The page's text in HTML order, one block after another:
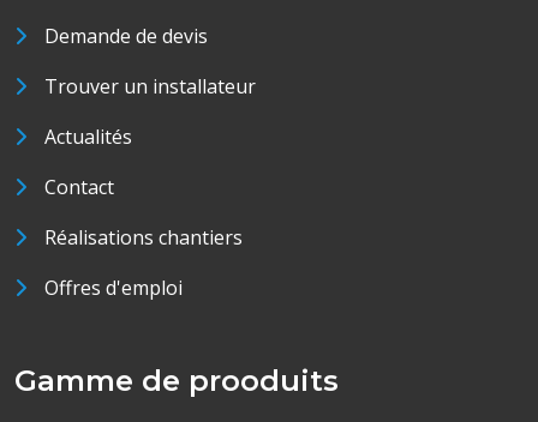
Demande de devis
Trouver un installateur
Actualités
Contact
Réalisations chantiers
Offres d'emploi
Gamme de prooduits